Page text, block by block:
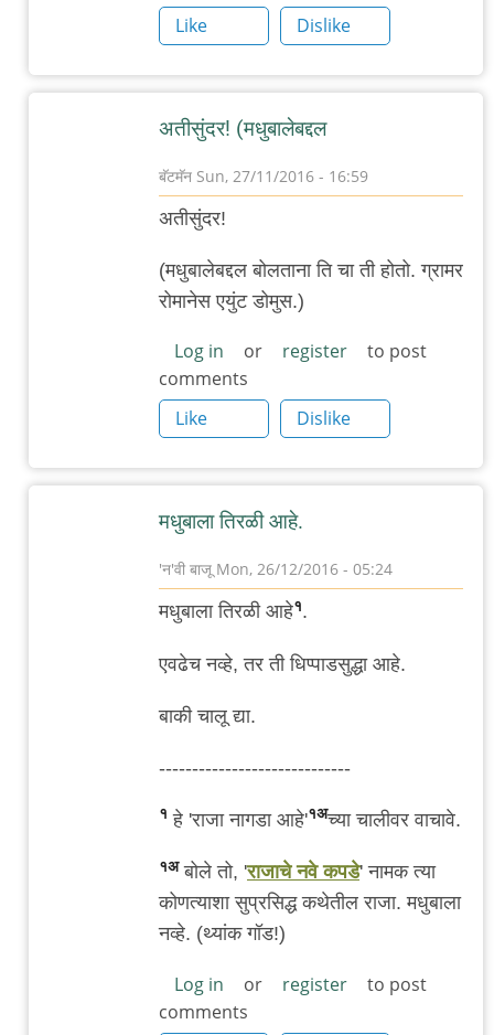
गब्बर
सिंग
Like
Dislike
अतीसुंदर! (मधुबालेबद्दल
बॅटमॅन Sun, 27/11/2016 - 16:59
reply
to
.
दिवसांनी
मधुबालेचा
by
सिंग
अतीसुंदर!
(मधुबालेबद्दल बोलताना ति चा ती होतो. ग्रामर
रोमानेस एयुंट डोमुस.)
Log in or register
to post
comments
Like
Dislike
मधुबाला तिरळी आहे.
'न'वी बाजूMon, 26/12/2016 - 05:24
reply
to
बर्‍याच
by
सिंग
मधुबाला तिरळी आहे१.
एवढेच नव्हे, तर ती धिप्पाडसुद्धा आहे.
बाकी चालू द्या.
-----------------------------
१ हे 'राजा नागडा आहे'१अच्या चालीवर वाचावे.
१अ बोले तो, 'राजाचे नवे कपडे' नामक त्या
कोणत्याशा सुप्रसिद्ध कथेतील राजा. मधुबाला
नव्हे. (थ्यांक गॉड!)
Log in or register
to post
comments